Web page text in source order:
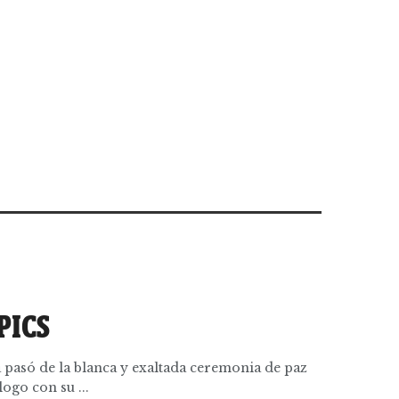
de la blanca y exaltada ceremonia de paz
con su ...